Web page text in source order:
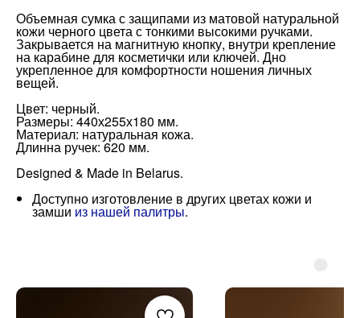
Объемная сумка с защипами из матовой натуральной
кожи черного цвета с тонкими высокими ручками.
Закрывается на магнитную кнопку, внутри крепление
на карабине для косметички или ключей. Дно
укрепленное для комфортности ношения личных
вещей.
Цвет: черный.
Размеры: 440х255х180 мм.
Материал: натуральная кожа.
Длинна ручек: 620 мм.
Designed & Made in Belarus.
Доступно изготовление в других цветах кожи и
замши из нашей палитры.